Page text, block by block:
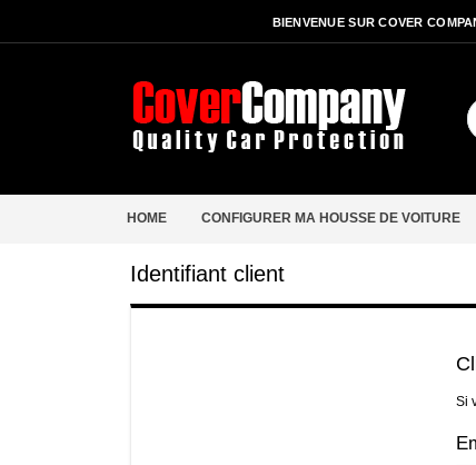
BIENVENUE SUR COVER
HOME CONFIGURER MA HOUSSE DE VOITURE
Identifiant client
Si